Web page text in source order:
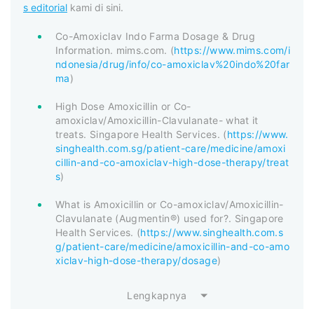
s editorial kami di sini.
Co-Amoxiclav Indo Farma Dosage & Drug
Information. mims.com. (https://www.mims.com/i
ndonesia/drug/info/co-amoxiclav%20indo%20far
ma)
High Dose Amoxicillin or Co-
amoxiclav/Amoxicillin-Clavulanate- what it
treats. Singapore Health Services. (https://www.
singhealth.com.sg/patient-care/medicine/amoxi
cillin-and-co-amoxiclav-high-dose-therapy/treat
s)
What is Amoxicillin or Co-amoxiclav/Amoxicillin-
Clavulanate (Augmentin®) used for?. Singapore
Health Services. (https://www.singhealth.com.s
g/patient-care/medicine/amoxicillin-and-co-amo
xiclav-high-dose-therapy/dosage)
Lengkapnya